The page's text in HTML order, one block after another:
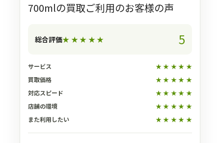
700mlの買取ご利用のお客様の声
総合評価★ ★★ ★★ 5
サービス ★★ ★★ ★
買取価格
★★ ★★ ★
対応スピード
★★ ★★ ★
店舗の環境
★★ ★★ ★
また利用したい
★★ ★★ ★